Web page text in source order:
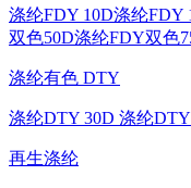
涤纶FDY 10D涤纶FDY
双色50D涤纶FDY双色
涤纶有色 DTY
涤纶DTY 30D 涤纶
再生涤纶